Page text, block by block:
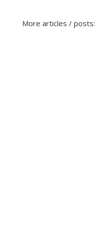
More articles / posts: